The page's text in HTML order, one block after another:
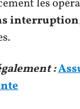
les
interruption
: